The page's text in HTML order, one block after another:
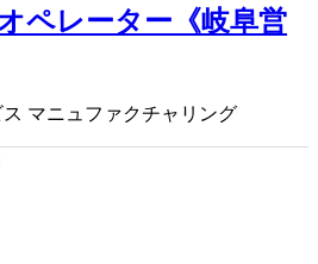
ペレーター《岐阜営
マニュファクチャリング